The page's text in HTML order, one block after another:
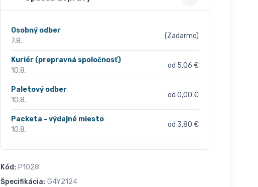
Osobný odber
7.8.
(Zadarmo)
Kuriér (prepravná spoločnosť)
10.8.
od 5,06 €
Paletový odber
10.8.
od 0,00 €
Packeta - výdajné miesto
10.8.
od 3,80 €
Kód: P1028
Špecifikácia: G4Y2124